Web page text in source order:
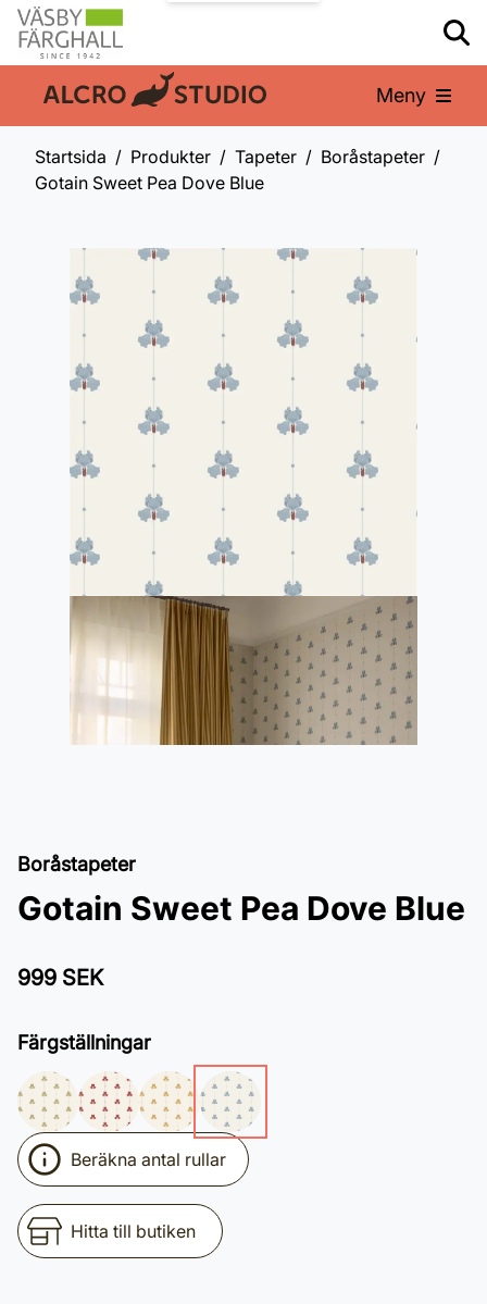
En del av: Meny
Startsida Produkter Tapeter
Boråstapeter
Gotain Sweet Pea Dove Blue
Boråstapeter
Gotain Sweet Pea Dove Blue
999 SEK
Färgställningar
Beräkna antal rullar
Hitta till butiken